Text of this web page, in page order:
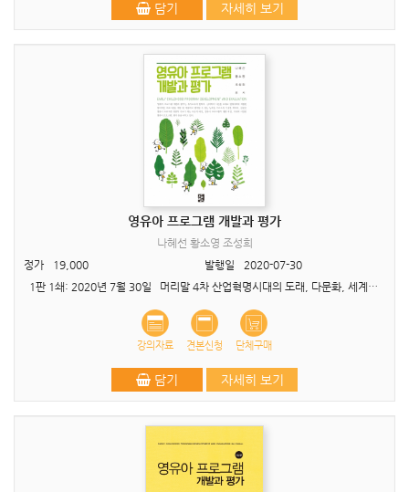
담기 자세히 보기
영유아 프로그램 개발과 평가
나혜선 황소영 조성희
정가
19,000 발행일
2020-07-30
1판 1쇄: 2020년 7월 30일 머리말 4차 산업혁명시대의 도래, 다문화, 세계화 사회로의 변화, 저출산, 취업모, 다양한 가족형태의 증가와 같은 최근의 사회적 변화들은 이에 적합한..
강의자료 견본신청 단체구매
담기 자세히 보기